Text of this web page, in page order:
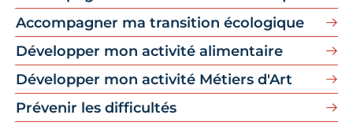
Accompagner ma transition écologique
Développer mon activité alimentaire
Développer mon activité Métiers d'Art
Prévenir les difficultés